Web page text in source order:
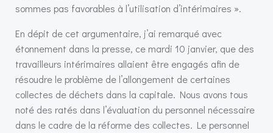
sommes pas favorables à l’utilisation d’intérimaires ».
En dépit de cet argumentaire, j’ai remarqué avec
étonnement dans la presse, ce mardi 10 janvier, que des
travailleurs intérimaires allaient être engagés afin de
résoudre le problème de l’allongement de certaines
collectes de déchets dans la capitale. Nous avons tous
noté des ratés dans l’évaluation du personnel nécessaire
dans le cadre de la réforme des collectes. Le personnel